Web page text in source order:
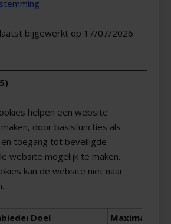
bijgewerkt op 17/07/2026
helpen een website
door basisfuncties als
toegang tot beveiligde
website mogelijk te maken.
kan de website niet naar
Doel
Maximale